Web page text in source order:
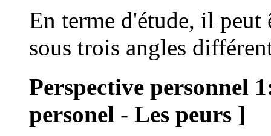
En terme d'étude, il
sous trois angles
Perspective personnel
personel - Les peurs ]